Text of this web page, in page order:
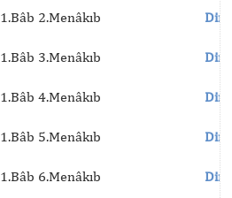
1.Bâb 2.Menâkıb
1.Bâb 3.Menâkıb
1.Bâb 4.Menâkıb
1.Bâb 5.Menâkıb
1.Bâb 6.Menâkıb